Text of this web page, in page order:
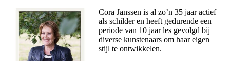
Cora Janssen is al zo’n 35 jaar actief
als schilder en heeft gedurende een
periode van 10 jaar les gevolgd bij
diverse kunstenaars om haar eigen
stijl te ontwikkelen.